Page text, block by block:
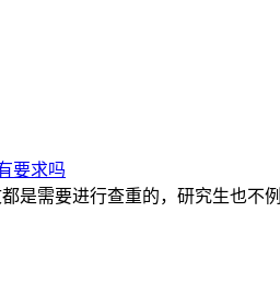
要求吗
是需要进行查重的，研究生也